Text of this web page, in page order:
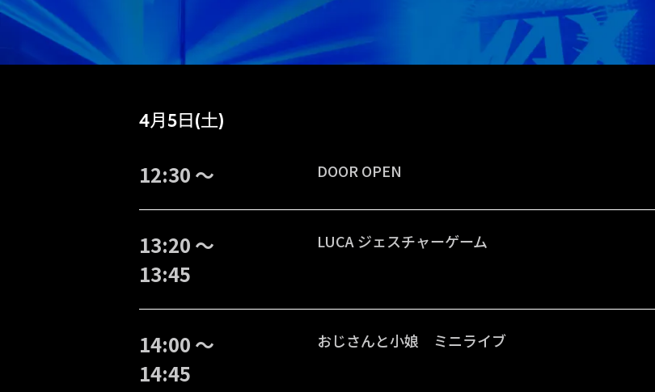
4月5日(土)
12:30 〜 DOOR OPEN
13:20 〜
13:45
LUCA ジェスチャーゲーム
14:00 〜
14:45
おじさんと小娘 ミニライブ